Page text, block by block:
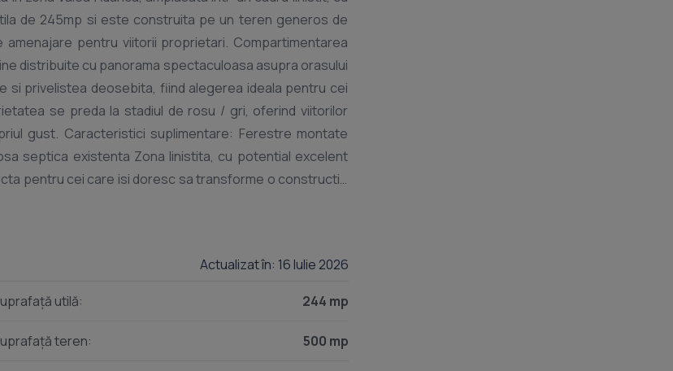
de 245mp si este construita pe un teren generos de
pentru viitorii proprietari. Compartimentarea
distribuite cu panorama spectaculoasa asupra orasului
si privelistea deosebita, fiind alegerea ideala pentru cei
se preda la stadiul de rosu / gri, oferind viitorilor
gust. Caracteristici suplimentare: Ferestre montate
septica existenta Zona linistita, cu potential excelent
pentru cei care isi doresc sa transforme o constructie
Actualizat în: 16 Iulie 2026
utilă: 244 mp
teren: 500 mp